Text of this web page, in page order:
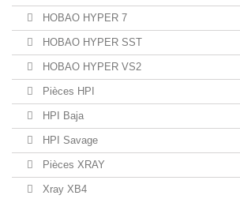
HOBAO HYPER 7
HOBAO HYPER SST
HOBAO HYPER VS2
Pièces HPI
HPI Baja
HPI Savage
Pièces XRAY
Xray XB4